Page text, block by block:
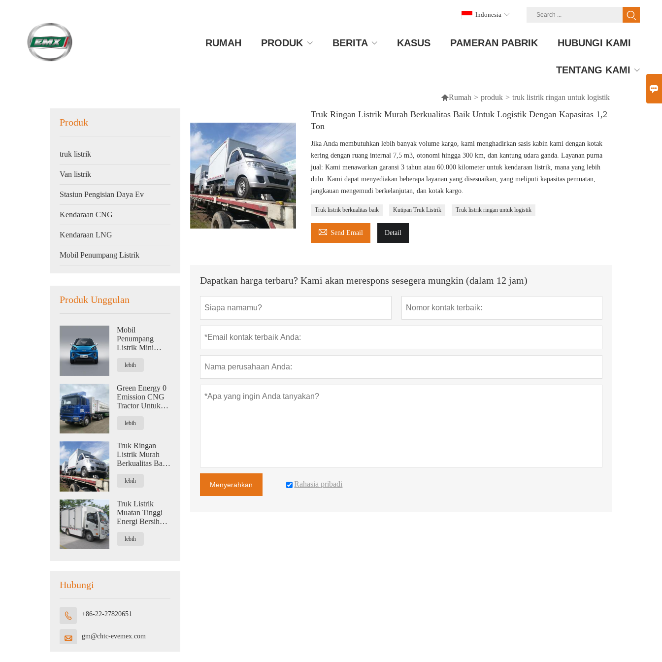
RUMAH PRODUK BERITA KASUS PAMERAN PABRIK HUBUNGI KAMI
TENTANG KAMI
Indonesia
Rumah > produk > truk listrik ringan untuk logistik
Produk
truk listrik
Van listrik
Stasiun Pengisian Daya Ev
Kendaraan CNG
Kendaraan LNG
Mobil Penumpang Listrik
Produk Unggulan
Mobil
Penumpang
Listrik Mini
Untuk Keluarga
lebih
Green Energy 0
Emission CNG
Tractor Untuk
lebih
Truk Ringan
Listrik Murah
Berkualitas Baik
Dengan
lebih
Truk Listrik
Muatan Tinggi
Energi Bersih
Logistik
lebih
Hubungi
 +86-22-27820651
 gm@chtc-evemex.com
Truk Ringan Listrik Murah Berkualitas Baik Untuk Logistik Dengan Kapasitas 1,2
Ton
Jika Anda membutuhkan lebih banyak volume kargo, kami menghadirkan sasis kabin kami dengan kotak
kering dengan ruang internal 7,5 m3, otonomi hingga 300 km, dan kantung udara ganda. Layanan purna
jual: Kami menawarkan garansi 3 tahun atau 60.000 kilometer untuk kendaraan listrik, mana yang lebih
dulu. Kami dapat menyediakan beberapa layanan yang disesuaikan, yang meliputi kapasitas pemuatan,
jangkauan mengemudi berkelanjutan, dan kotak kargo.
Truk listrik berkualitas baik Kutipan Truk Listrik Truk listrik ringan untuk logistik
 Send Email Detail
Dapatkan harga terbaru? Kami akan merespons sesegera mungkin (dalam 12 jam)
Menyerahkan Rahasia pribadi
